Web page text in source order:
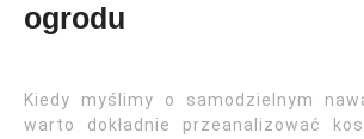
ogrodu
Kiedy myślimy o samodzielnym
warto dokładnie przeanalizować